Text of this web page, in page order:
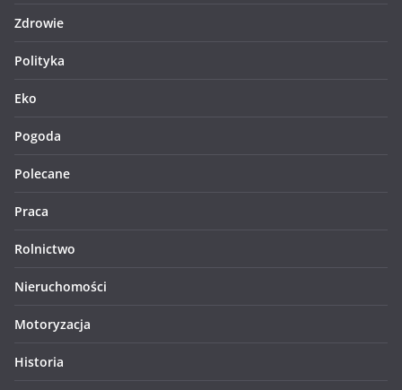
Zdrowie
Polityka
Eko
Pogoda
Polecane
Praca
Rolnictwo
Nieruchomości
Motoryzacja
Historia